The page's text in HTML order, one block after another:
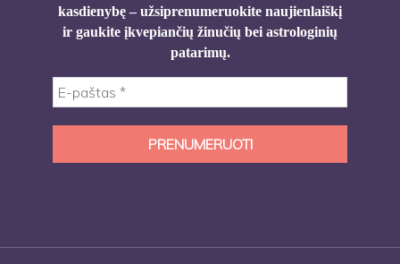
kasdienybę – užsiprenumeruokite naujienlaiškį
ir gaukite įkvepiančių žinučių bei astrologinių
patarimų.